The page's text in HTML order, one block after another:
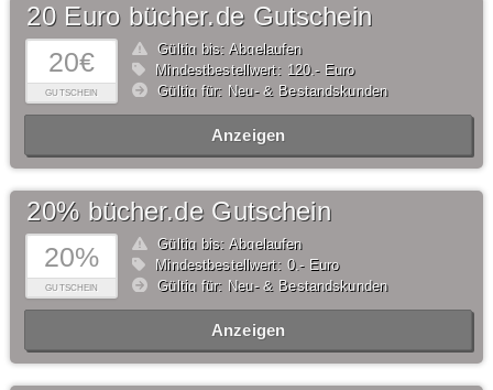
20€
GUTSCHEIN
20 Euro bücher.de Gutschein
Gültig bis: Abgelaufen
Mindestbestellwert: 120,- Euro
Gültig für: Neu- & Bestandskunden
Anzeigen
20%
GUTSCHEIN
20% bücher.de Gutschein
Gültig bis: Abgelaufen
Mindestbestellwert: 0,- Euro
Gültig für: Neu- & Bestandskunden
Anzeigen